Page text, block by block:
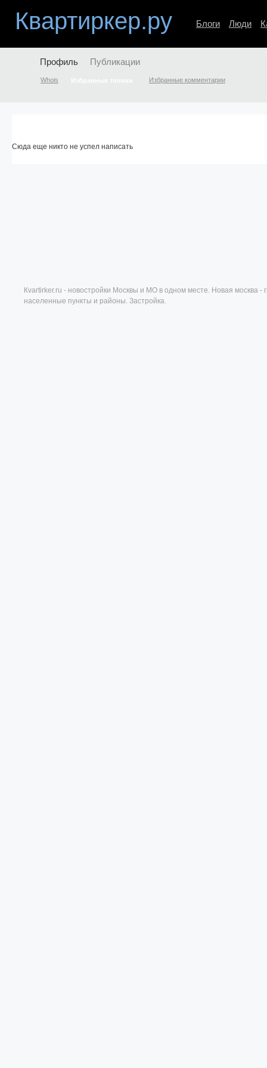
Квартиркер.ру Блоги Люди
Профиль
Whois Избранные комментарии
Публикации
Сюда еще никто не успел написать
Кvartirker.ru - новостройки Москвы и МО в одном месте. Новая москва
населенные пункты и районы. Застройка.